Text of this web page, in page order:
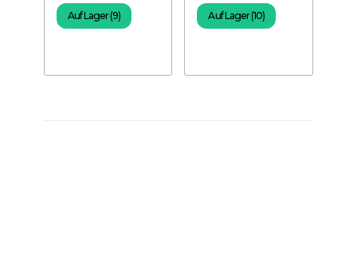
Auf Lager (9) Auf Lager (10)